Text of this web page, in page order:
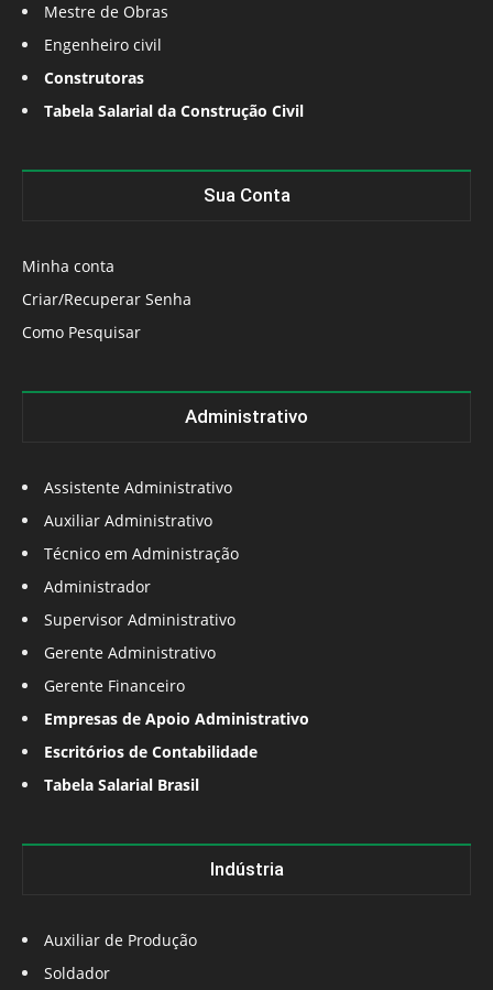
Mestre de Obras
Engenheiro civil
Construtoras
Tabela Salarial da Construção Civil
Sua Conta
Minha conta
Criar/Recuperar Senha
Como Pesquisar
Administrativo
Assistente Administrativo
Auxiliar Administrativo
Técnico em Administração
Administrador
Supervisor Administrativo
Gerente Administrativo
Gerente Financeiro
Empresas de Apoio Administrativo
Escritórios de Contabilidade
Tabela Salarial Brasil
Indústria
Auxiliar de Produção
Soldador